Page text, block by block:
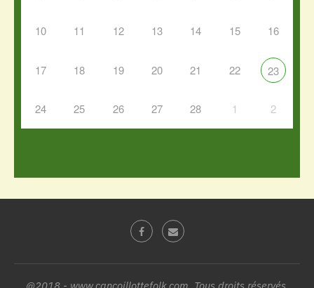
10 11 12 13 14 15 16
17 18 19 20 21 22 23
24 25 26 27 28 1 2
@2018 - www.cancoillottefolk.com. Tous droits réservés.